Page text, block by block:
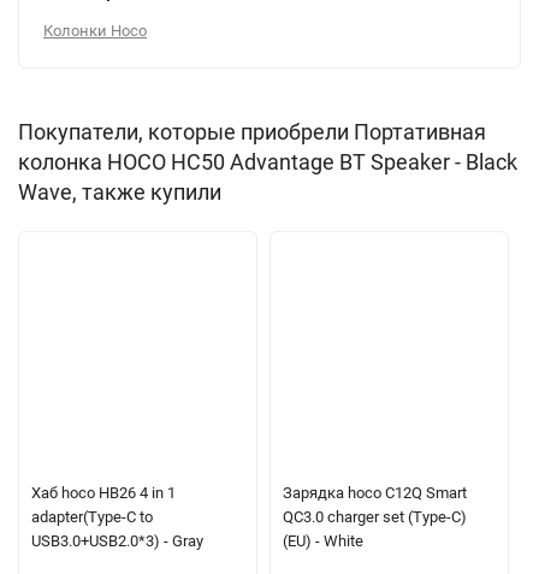
Колонки Hoco
Покупатели, которые приобрели Портативная
колонка HOCO HC50 Advantage BT Speaker - Black
Wave, также купили
Хаб hoco HB26 4 in 1
adapter(Type-C to
USB3.0+USB2.0*3) - Gray
Зарядка hoco C12Q Smart
QC3.0 charger set (Type-C)
(EU) - White